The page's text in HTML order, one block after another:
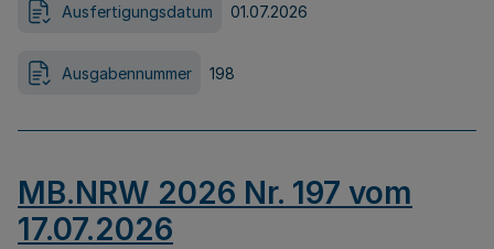
Ausfertigungsdatum 01.07.2026
Ausgabennummer 198
MB.NRW 2026 Nr. 197 vom
17.07.2026